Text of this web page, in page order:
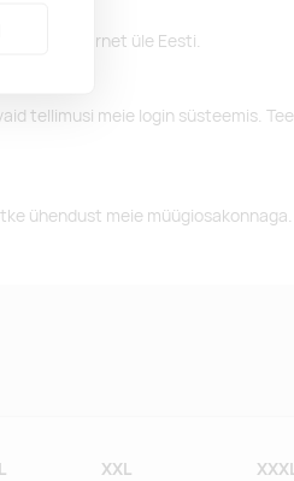
tasuta tarnet üle Eesti.
tellimusi meie login süsteemis.
ühendust meie müügiosakonnaga.
XXL